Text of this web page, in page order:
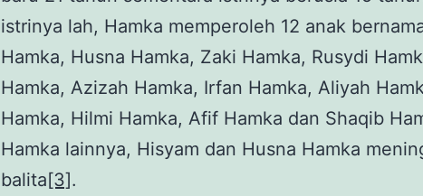
istrinya lah, Hamka memperoleh 12 anak
Hamka, Husna Hamka, Zaki Hamka, Rusydi
Hamka, Azizah Hamka, Irfan Hamka, Aliyah
Hamka, Hilmi Hamka, Afif Hamka dan Shaqib
Hamka lainnya, Hisyam dan Husna Hamka
balita[3].